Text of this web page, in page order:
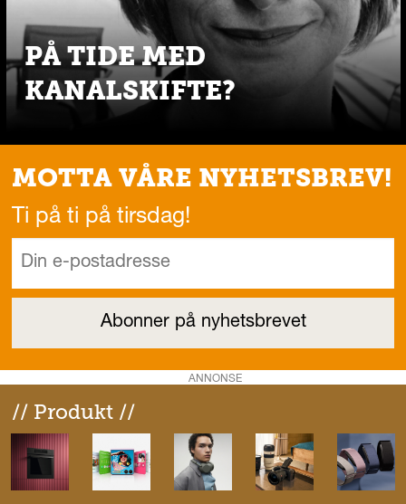
PÅ TIDE MED
KANALSKIFTE?
MOTTA VÅRE NYHETSBREV!
Ti på ti på tirsdag!
ANNONSE
// Produkt //